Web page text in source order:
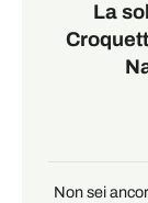
La
Non sei